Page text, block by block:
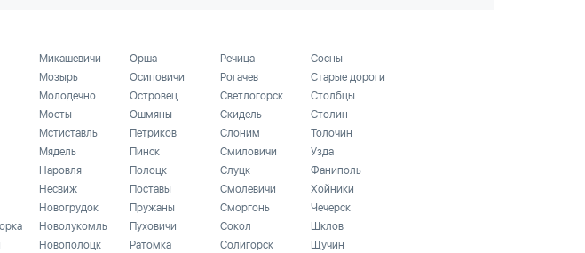
Микашевичи
Мозырь
Молодечно
Мосты
Мстиставль
Мядель
Наровля
Несвиж
Новогрудок
Новолукомль
Новополоцк
Орша
Осиповичи
Островец
Ошмяны
Петриков
Пинск
Полоцк
Поставы
Пружаны
Пуховичи
Ратомка
Речица
Рогачев
Светлогорск
Скидель
Слоним
Смиловичи
Слуцк
Смолевичи
Сморгонь
Сокол
Солигорск
Сосны
Старые дороги
Столбцы
Столин
Толочин
Узда
Фаниполь
Хойники
Чечерск
Шклов
Щучин